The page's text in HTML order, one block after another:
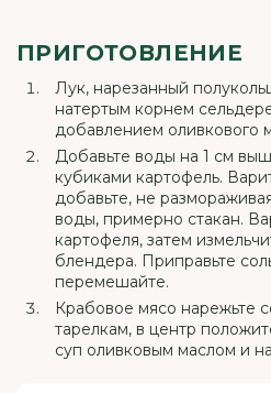
ПРИГОТОВЛЕНИЕ
Лук, нарезанный
натертым корнем
добавлением оливкового
Добавьте воды на 1 см
кубиками картофель.
добавьте, не
воды, примерно стакан.
картофеля, затем
блендера. Приправьте
перемешайте.
Крабовое мясо нарежьте
тарелкам, в центр
суп оливковым маслом и